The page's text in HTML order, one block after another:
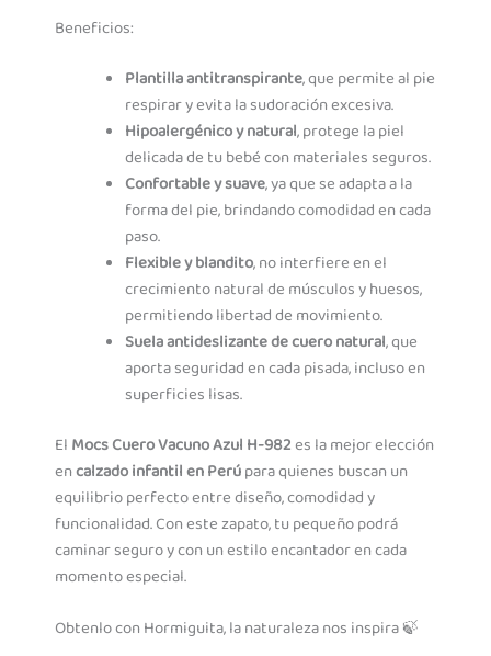
Beneficios:
Plantilla antitranspirante, que permite al pie
respirar y evita la sudoración excesiva.
Hipoalergénico y natural, protege la piel
delicada de tu bebé con materiales seguros.
Confortable y suave, ya que se adapta a la
forma del pie, brindando comodidad en cada
paso.
Flexible y blandito, no interfiere en el
crecimiento natural de músculos y huesos,
permitiendo libertad de movimiento.
Suela antideslizante de cuero natural, que
aporta seguridad en cada pisada, incluso en
superficies lisas.
El Mocs Cuero Vacuno Azul H-982es la mejor elección
encalzado infantil en Perúpara quienes buscan un
equilibrio perfecto entre diseño, comodidad y
funcionalidad. Con este zapato, tu pequeño podrá
caminar seguro y con un estilo encantador en cada
momento especial.
Obtenlo con Hormiguita, la naturaleza nos inspira🍃